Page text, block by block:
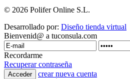
© 2026 Polifer Online S.L.
Desarrollado por: Diseño tienda virtual
Bienvenid@ a tuconsula.com
Recordarme
Recuperar contraseña
crear nueva cuenta